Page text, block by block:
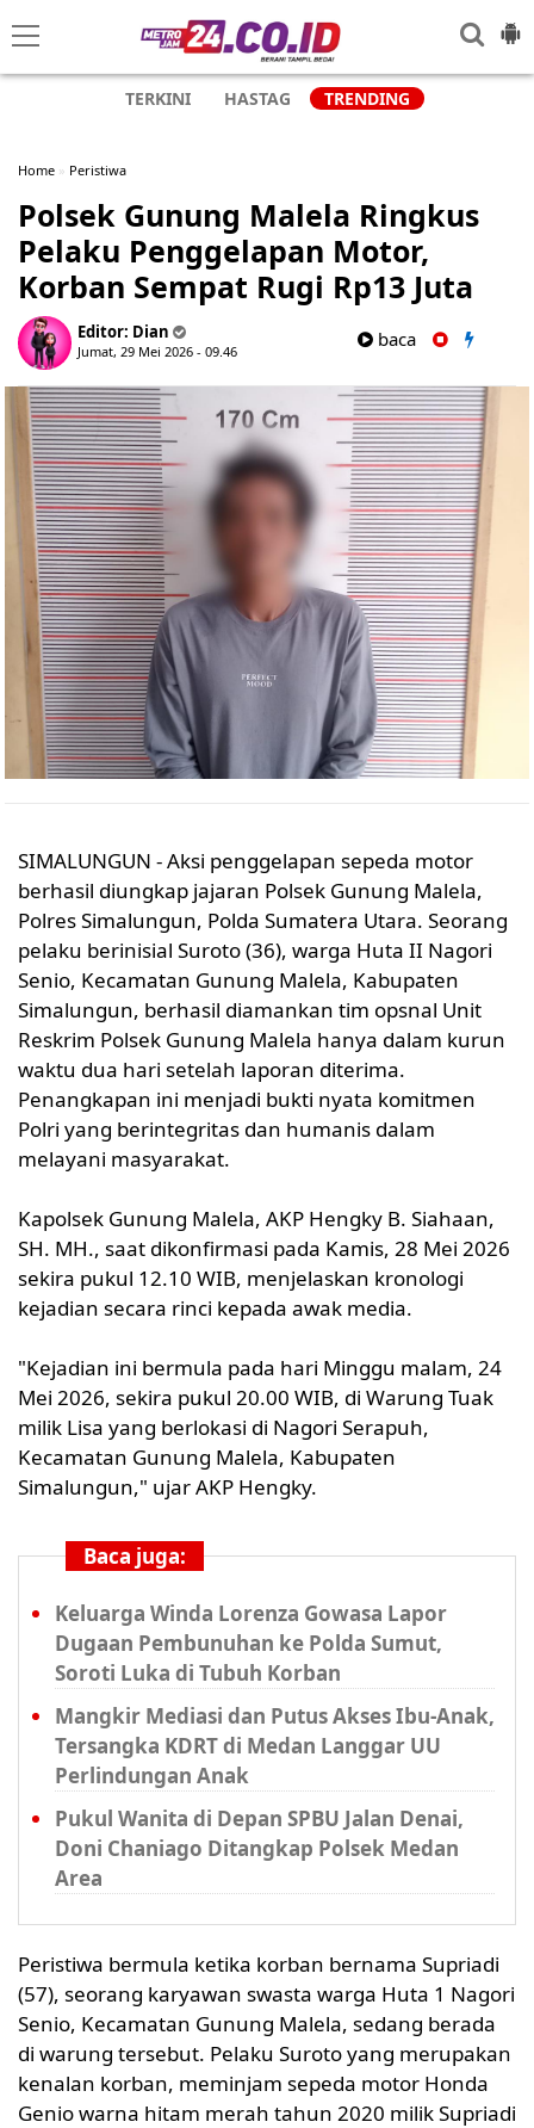
TERKINI HASTAG TRENDING
Home » Peristiwa
Polsek Gunung Malela Ringkus
Pelaku Penggelapan Motor,
Korban Sempat Rugi Rp13 Juta
Editor: Dian
Jumat, 29 Mei 2026 - 09.46
baca
SIMALUNGUN - Aksi penggelapan sepeda motor
berhasil diungkap jajaran Polsek Gunung Malela,
Polres Simalungun, Polda Sumatera Utara. Seorang
pelaku berinisial Suroto (36), warga Huta II Nagori
Senio, Kecamatan Gunung Malela, Kabupaten
Simalungun, berhasil diamankan tim opsnal Unit
Reskrim Polsek Gunung Malela hanya dalam kurun
waktu dua hari setelah laporan diterima.
Penangkapan ini menjadi bukti nyata komitmen
Polri yang berintegritas dan humanis dalam
melayani masyarakat.
Kapolsek Gunung Malela, AKP Hengky B. Siahaan,
SH. MH., saat dikonfirmasi pada Kamis, 28 Mei 2026
sekira pukul 12.10 WIB, menjelaskan kronologi
kejadian secara rinci kepada awak media.
"Kejadian ini bermula pada hari Minggu malam, 24
Mei 2026, sekira pukul 20.00 WIB, di Warung Tuak
milik Lisa yang berlokasi di Nagori Serapuh,
Kecamatan Gunung Malela, Kabupaten
Simalungun," ujar AKP Hengky.
Baca juga:
Keluarga Winda Lorenza Gowasa Lapor
Dugaan Pembunuhan ke Polda Sumut,
Soroti Luka di Tubuh Korban
Mangkir Mediasi dan Putus Akses Ibu-Anak,
Tersangka KDRT di Medan Langgar UU
Perlindungan Anak
Pukul Wanita di Depan SPBU Jalan Denai,
Doni Chaniago Ditangkap Polsek Medan
Area
Peristiwa bermula ketika korban bernama Supriadi
(57), seorang karyawan swasta warga Huta 1 Nagori
Senio, Kecamatan Gunung Malela, sedang berada
di warung tersebut. Pelaku Suroto yang merupakan
kenalan korban, meminjam sepeda motor Honda
Genio warna hitam merah tahun 2020 milik Supriadi